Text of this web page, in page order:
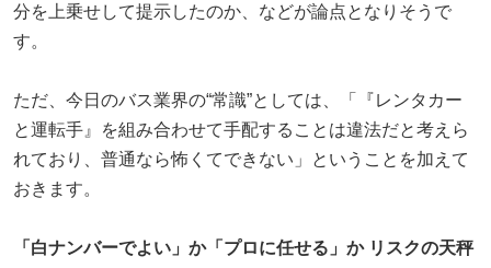
分を上乗せして提示したのか、などが論点となりそうで
す。
ただ、今日のバス業界の“常識”としては、「『レンタカー
と運転手』を組み合わせて手配することは違法だと考えら
れており、普通なら怖くてできない」ということを加えて
おきます。
「白ナンバーでよい」か「プロに任せる」か リスクの天秤